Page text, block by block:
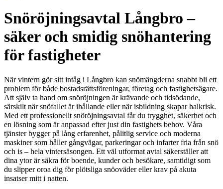
Snöröjningsavtal Långbro –
säker och smidig snöhantering
för fastigheter
När vintern gör sitt intåg i Långbro kan snömängderna snabbt bli ett
problem för både bostadsrättsföreningar, företag och fastighetsägare.
Att själv ta hand om snöröjningen är krävande och tidsödande,
särskilt när snöfallet är ihållande eller när isbildning skapar halkrisk.
Med ett professionellt snöröjningsavtal får du trygghet, säkerhet och
en lösning som är anpassad efter just din fastighets behov. Våra
tjänster bygger på lång erfarenhet, pålitlig service och moderna
maskiner som håller gångvägar, parkeringar och infarter fria från snö
och is – hela vintersäsongen. Ett väl utformat avtal säkerställer att
dina ytor är säkra för boende, kunder och besökare, samtidigt som
du slipper oroa dig för plötsliga snöoväder eller krav på akuta
insatser mitt i natten.